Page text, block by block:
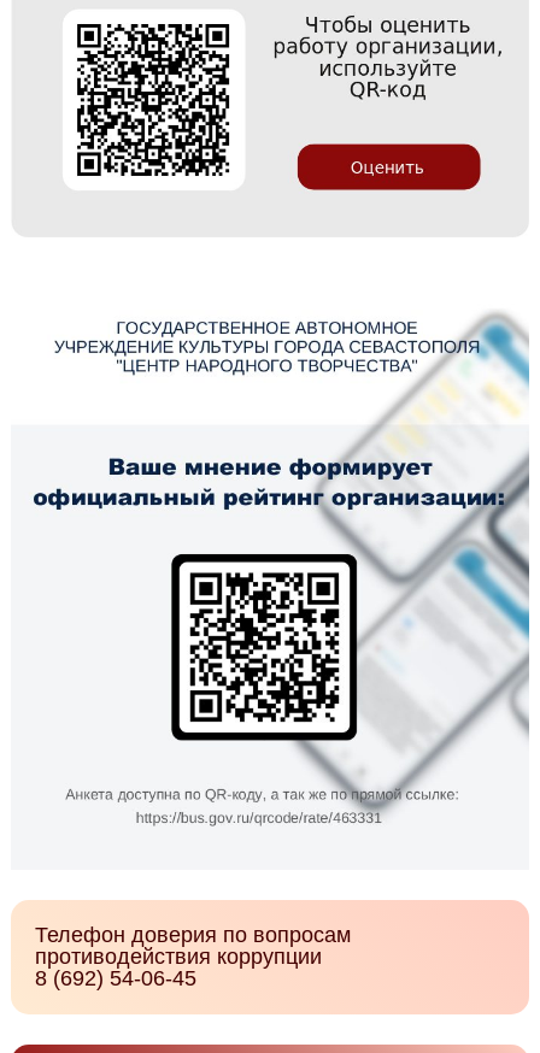
Телефон доверия по вопросам
противодействия коррупции
8 (692) 54-06-45